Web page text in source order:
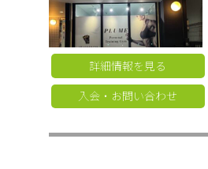
詳細情報を見る
入会・お問い合わせ